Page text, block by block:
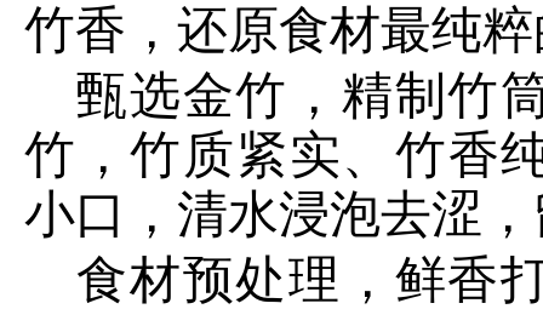
竹香，还原食材最纯
甄选金竹，精制竹
竹，竹质紧实、竹香
小口，清水浸泡去涩
食材预处理，鲜香